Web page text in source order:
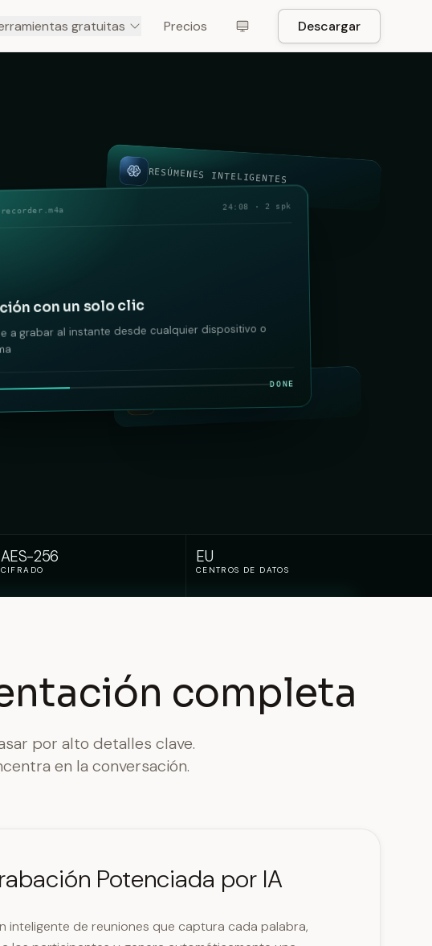
gratuitas Precios Descargar
RESÚMENES INTELIGENTES
24:08 · 2 spk
con un solo clic
a grabar al instante desde cualquier dispositivo o
DONE
AES-256
CIFRADO
EU
CENTROS DE DATOS
completa
por alto detalles clave.
en la conversación.
Potenciada por IA
inteligente de reuniones que captura cada palabra,